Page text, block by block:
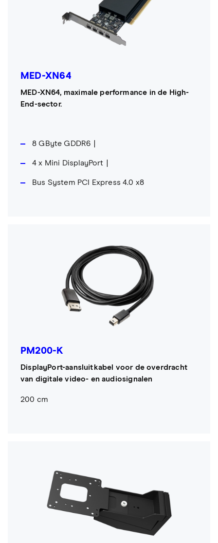
MED-XN64
MED-XN64, maximale performance in de High-
End-sector.
8 GByte GDDR6
4 x Mini DisplayPort
Bus System PCI Express 4.0 x8
PM200-K
DisplayPort-aansluitkabel voor de overdracht
van digitale video- en audiosignalen
200 cm